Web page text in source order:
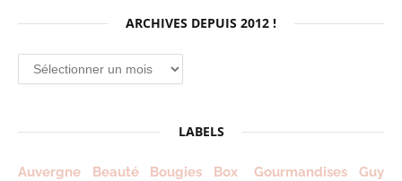
ARCHIVES DEPUIS 2012 !
Archives
depuis
LABELS
Auvergne Beauté Bougies Box Gourmandises
Guy